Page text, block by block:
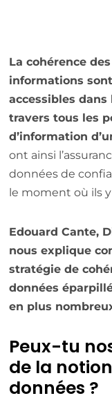
La cohérence
informations
accessibles
travers tous les
d’information
ont ainsi
données de
le moment où ils
Edouard Cante,
nous explique
stratégie de
données
en plus
Peux-tu
de la
données ?